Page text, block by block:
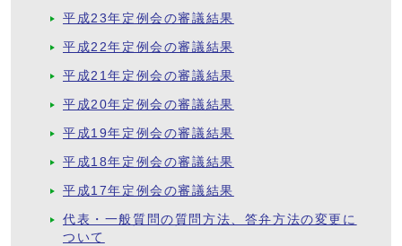
平成23年定例会の審議結果
平成22年定例会の審議結果
平成21年定例会の審議結果
平成20年定例会の審議結果
平成19年定例会の審議結果
平成18年定例会の審議結果
平成17年定例会の審議結果
代表・一般質問の質問方法、答弁方法の変更に
ついて